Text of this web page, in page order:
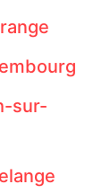
sur-